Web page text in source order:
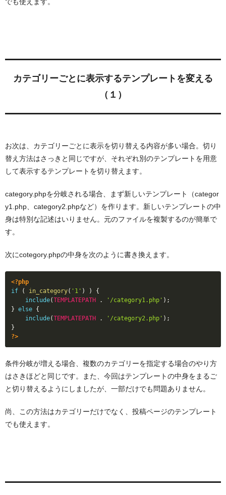
カテゴリーごとに表示するテンプレートを変える
（１）
お次は、カテゴリーごとに表示を切り替える内容が多い場合。切り
替え方法はさっきと同じですが、それぞれ別のテンプレートを用意
して表示するテンプレートを切り替えます。
category.phpを分岐される場合、まず新しいテンプレート（categor
y1.php、category2.phpなど）を作ります。新しいテンプレートの中
身は特別な記述はいりません。元のファイルを複製するのが簡単で
す。
次にcotegory.phpの中身を次のように書き換えます。
<?php
if
( in_category( '1' ) )
{
include(TEMPLATEPATH . '/category1.php' ) ;
} else {
include(TEMPLATEPATH . '/category2.php' ) ;
}
?>
条件分岐が増える場合、複数のカテゴリーを指定する場合のやり方
はさきほどと同じです。また、今回はテンプレートの中身をまるご
と切り替えるようにしましたが、一部だけでも問題ありません。
尚、この方法はカテゴリーだけでなく、投稿ページのテンプレート
でも使えます。